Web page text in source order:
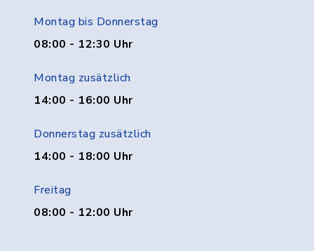
Montag bis Donnerstag
08:00 - 12:30 Uhr
Montag zusätzlich
14:00 - 16:00 Uhr
Donnerstag zusätzlich
14:00 - 18:00 Uhr
Freitag
08:00 - 12:00 Uhr